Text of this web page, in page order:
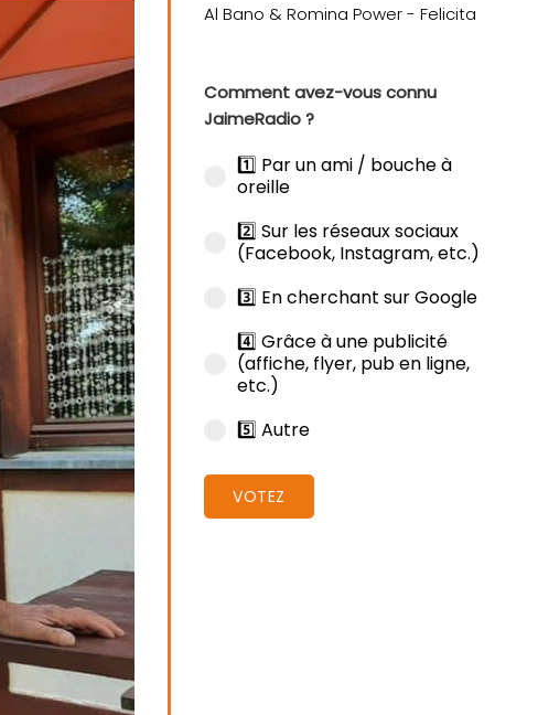
Comment avez-vous connu
JaimeRadio ?
1️⃣ Par un ami / bouche à
oreille
2️⃣ Sur les réseaux sociaux
(Facebook, Instagram, etc.)
3️⃣ En cherchant sur Google
4️⃣ Grâce à une publicité
(affiche, flyer, pub en ligne,
etc.)
5️⃣ Autre
VOTEZ